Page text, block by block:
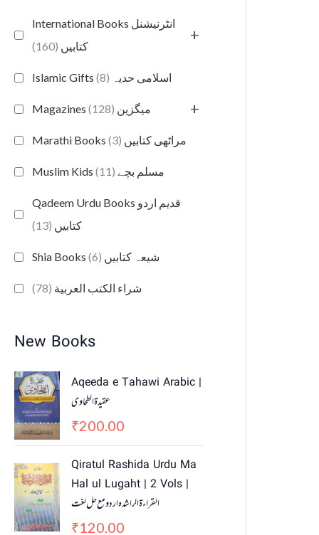
International Books انٹرنیشنل
کتابیں (160)
+
Islamic Gifts اسلامی حدیہ (8)
Magazines میگزین (128) +
Marathi Books مراٹھی کتابیں (3)
Muslim Kids مسلم بچے (11)
Qadeem Urdu Books قدیم اردو
کتابیں (13)
Shia Books شیعہ کتابیں (6)
شراء الكتب العربية (78)
New Books
Aqeeda e Tahawi Arabic |
عقیدة الطحاوی
₹200.00
Qiratul Rashida Urdu Ma
Hal ul Lugaht | 2 Vols |
القراءة الراشدہ اردو مع حل لغت
₹120.00